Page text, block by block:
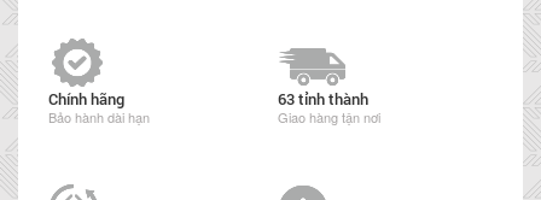
Chính hãng
Bảo hành dài hạn
63 tỉnh thành
Giao hàng tận nơi